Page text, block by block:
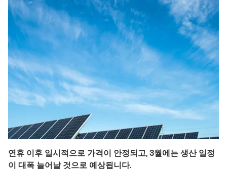
연휴 이후 일시적으로 가격이 안정되고, 3월에는 생산 일정
이 대폭 늘어날 것으로 예상됩니다.